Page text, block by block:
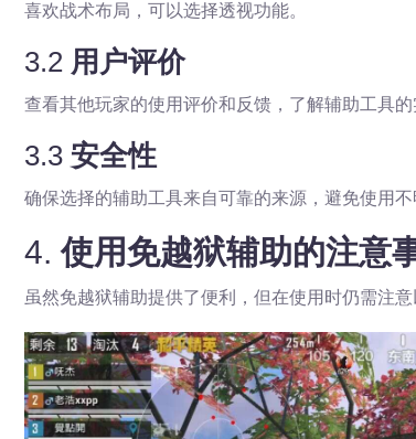
喜欢战术布局，可以选择透视功能。
3.2 用户评价
查看其他玩家的使用评价和反馈，了解辅助工具的
3.3 安全性
确保选择的辅助工具来自可靠的来源，避免使用
4.使用免越狱辅助的注意
虽然免越狱辅助提供了便利，但在使用时仍需注意